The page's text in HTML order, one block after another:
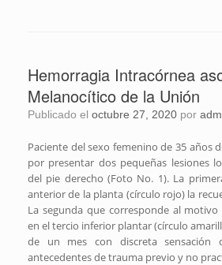
Hemorragia Intracórnea
Melanocítico de la Unión
Publicado el octubre 27, 2020 por
Paciente del sexo femenino de 35 años
por presentar dos pequeñas lesiones
del pie derecho (Foto No. 1). La
anterior de la planta (círculo rojo) la
La segunda que corresponde al
en el tercio inferior plantar (círculo
de un mes con discreta sensación
antecedentes de trauma previo y no